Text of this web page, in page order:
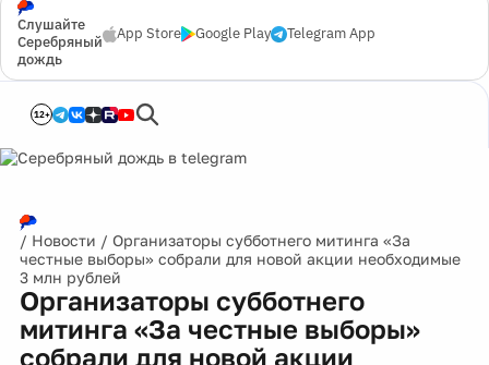
Слушайте
Серебряный
дождь
App Store Google Play Telegram App
12+
/ Новости / Организаторы субботнего митинга «За
честные выборы» собрали для новой акции необходимые
3 млн рублей
Организаторы субботнего
митинга «За честные выборы»
собрали для новой акции